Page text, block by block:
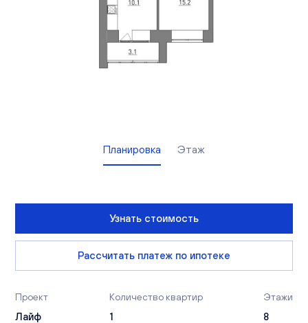
Планировка Этаж
Узнать стоимость
Рассчитать платеж по ипотеке
Проект
Лайф
Количество квартир
1
Этажи
8